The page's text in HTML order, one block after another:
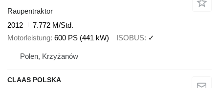
Raupentraktor
2012
7.772 M/Std.
Motorleistung 600 PS (441 kW) ISOBUS ✓
Polen, Krzyżanów
CLAAS POLSKA